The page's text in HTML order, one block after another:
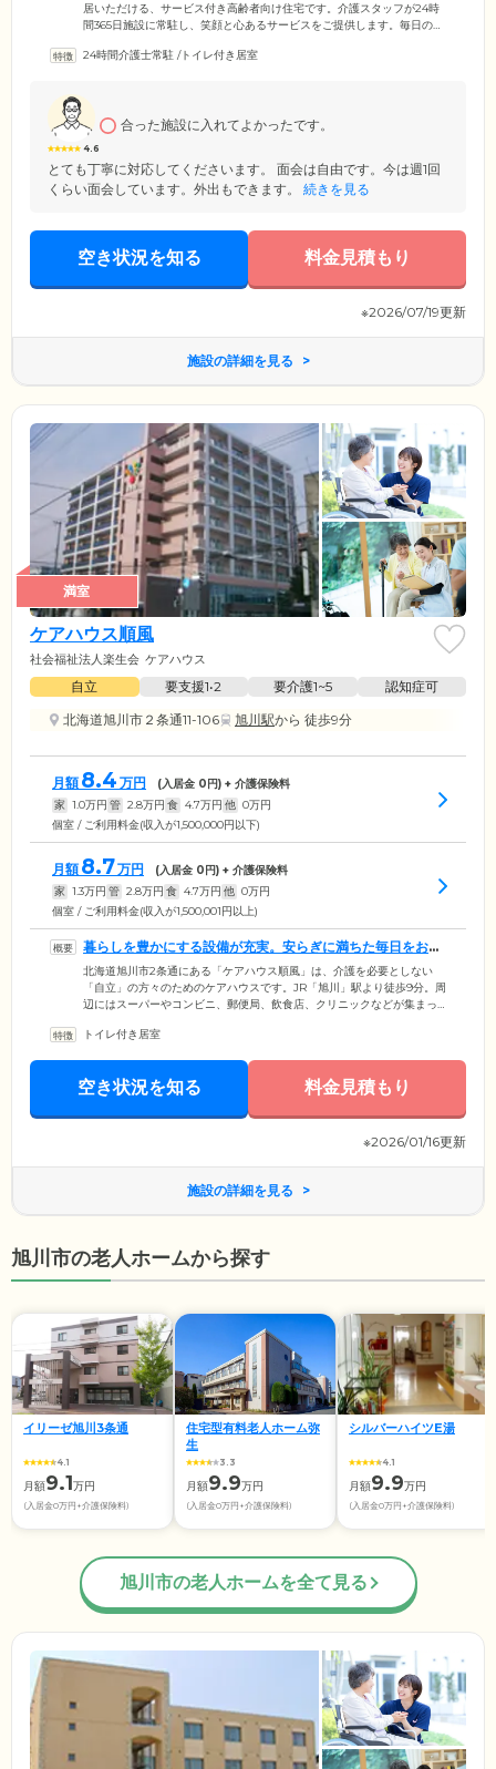
居いただける、サービス付き高齢者向け住宅です。介護スタッフが24時
間365日施設に常駐し、笑顔と心あるサービスをご提供します。毎日の起
な場合は、併設の訪問介護事業所などの外部サービスを利用可能。夜間
をするのが難しい認知症の方も受け入れています。
24時間介護士常駐 /トイレ付き居室
4.6
合った施設に入れてよかったです。
とても丁寧に対応してくださいます。 面会は自由です。今は週1回
くらい面会しています。外出もできます。
続きを見る
空き状況を知る 料金見積もり
※2026/07/19更新
施設の詳細を見る
満室
ケアハウス順風
社会福祉法人楽生会 ケアハウス
自立 要支援1•2 要介護1~5
認知症可
北海道旭川市２条通11-106
旭川駅から 徒歩9分
月額 8.4 万円 (入居金 0円) + 介護保険料
家 1.0万円 管 2.8万円 食 4.7万円 他 0万円
個室 / ご利用料金(収入が1,500,000円以下)
月額 8.7万円 (入居金 0円) + 介護保険料
家 1.3万円 管 2.8万円 食 4.7万円 他 0万円
個室 / ご利用料金(収入が1,500,001円以上)
暮らしを豊かにする設備が充実。安らぎに満ちた毎日をお楽
しみください
北海道旭川市2条通にある「ケアハウス順風」は、介護を必要としない
「自立」の方々のためのケアハウスです。JR「旭川」駅より徒歩9分。周
辺にはスーパーやコンビニ、郵便局、飲食店、クリニックなどが集まっ
に寄り添った設備が充実。明るく広々としたダイニングや、くつろぎの
庭園などをご用意しています。その日の気分に合わせてお好きな場所
で、安らぎのひとときをお過ごしください。全居室にはナースコールを
トイレ付き居室
空き状況を知る 料金見積もり
※2026/01/16更新
施設の詳細を見る
旭川市の老人ホームから探す
イリーゼ旭川3条通
4.1
月額9.1万円
(入居金0万円+介護保険料)
住宅型有料老人ホーム弥
生
3.3
月額9.9万円
(入居金0万円+介護保険料)
シルバーハイツE湯
4.1
月額9.9万円
(入居金0万円+介護保険料)
旭川市の老人ホームを全て見る